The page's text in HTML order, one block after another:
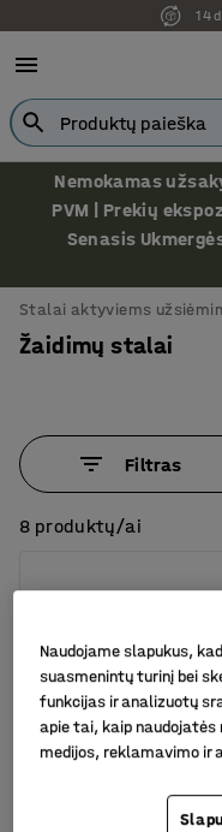
Nemokamas
PVM | Prekių
Senasis
Stalai aktyviems
Žaidimų stalai
Filtras
8 produktų/ai
Naudojame slapukus,
suasmenintų turinį bei
funkcijas ir analizuotų
apie tai, kaip naudojatės
medijos, reklamavimo ir